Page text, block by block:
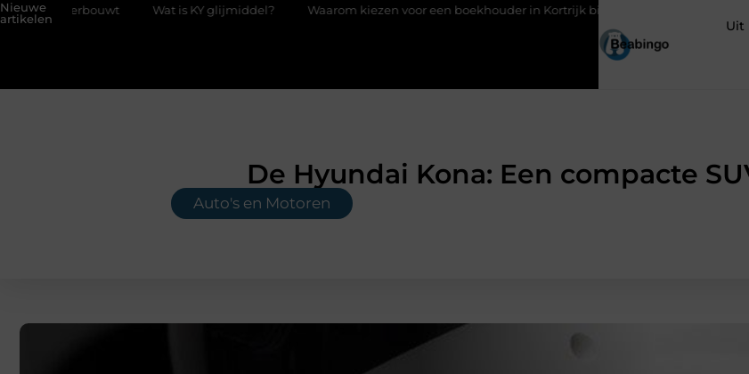
Nieuwe
artikelen
Wat is KY glijmiddel? Waarom kiezen voor een boekhouder in Kortrijk bij digitaal boekhouden?
Uit
De Hyundai Kona: Een compacte
Auto's en Motoren